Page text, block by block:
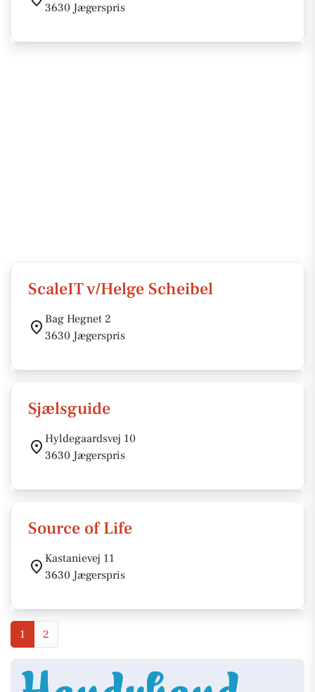
3630 Jægerspris
ScaleIT v/Helge Scheibel
Bag Hegnet 2
3630 Jægerspris
Sjælsguide
Hyldegaardsvej 10
3630 Jægerspris
Source of Life
Kastanievej 11
3630 Jægerspris
1 2